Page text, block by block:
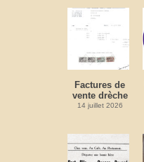
Factures de
vente drèche
14 juillet 2026